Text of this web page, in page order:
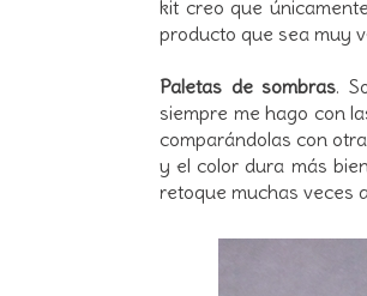
kit creo que
producto que sea muy
Paletas de sombras.
siempre me hago con
comparándolas con
y el color dura más
retoque muchas veces